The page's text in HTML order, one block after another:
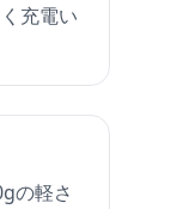
充電い
の軽さ